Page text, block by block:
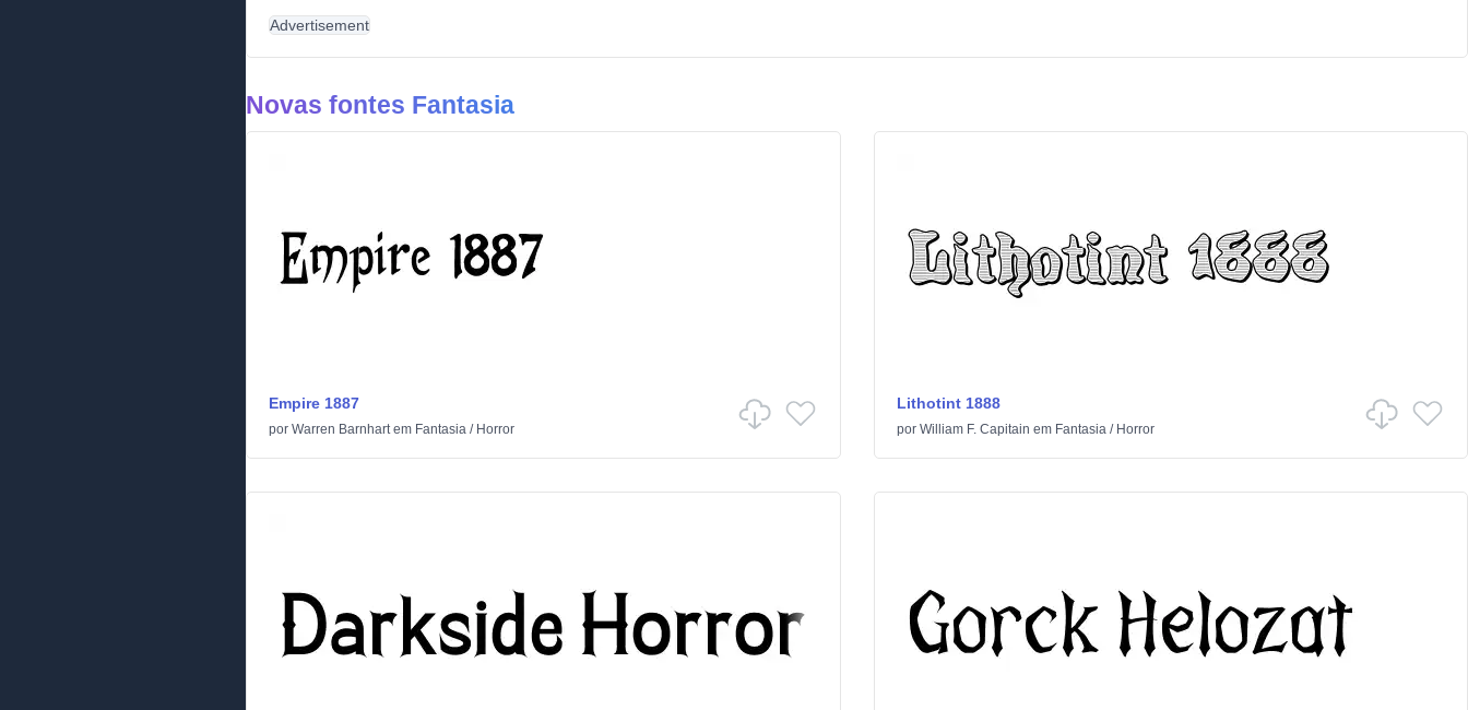
Advertisement
Novas fontes Fantasia
Empire 1887
por Warren Barnhartem Fantasia / Horror
Lithotint 1888
por William F. Capitain em Fantasia/ Horror